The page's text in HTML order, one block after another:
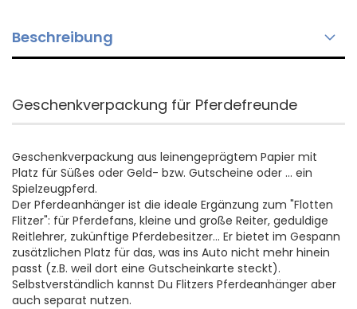
Beschreibung
Geschenkverpackung für Pferdefreunde
Geschenkverpackung aus leinengeprägtem Papier mit
Platz für Süßes oder Geld- bzw. Gutscheine oder ... ein
Spielzeugpferd.
Der Pferdeanhänger ist die ideale Ergänzung zum "Flotten
Flitzer": für Pferdefans, kleine und große Reiter, geduldige
Reitlehrer, zukünftige Pferdebesitzer... Er bietet im Gespann
zusätzlichen Platz für das, was ins Auto nicht mehr hinein
passt (z.B. weil dort eine Gutscheinkarte steckt).
Selbstverständlich kannst Du Flitzers Pferdeanhänger aber
auch separat nutzen.